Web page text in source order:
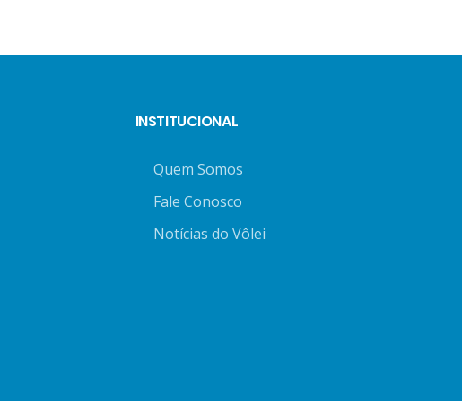
INSTITUCIONAL
Quem Somos
Fale Conosco
Notícias do Vôlei